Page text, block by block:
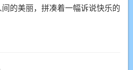
的美丽，拼凑着一幅诉说快乐的